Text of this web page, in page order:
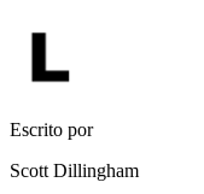
Escrito por
Scott Dillingham